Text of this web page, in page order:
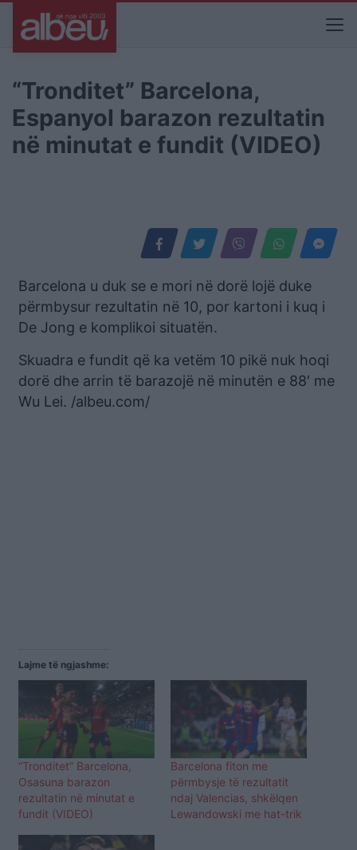
“Tronditet” Barcelona,
Espanyol barazon rezultatin
në minutat e fundit (VIDEO)
Barcelona u duk se e mori në dorë lojë duke
përmbysur rezultatin në 10, por kartoni i kuq i
De Jong e komplikoi situatën.
Skuadra e fundit që ka vetëm 10 pikë nuk hoqi
dorë dhe arrin të barazojë në minutën e 88′ me
Wu Lei. /albeu.com/
Lajme të ngjashme:
“Tronditet” Barcelona,
Osasuna barazon
rezultatin në minutat e
fundit (VIDEO)
Barcelona fiton me
përmbysje të rezultatit
ndaj Valencias, shkëlqen
Lewandowski me hat-trik